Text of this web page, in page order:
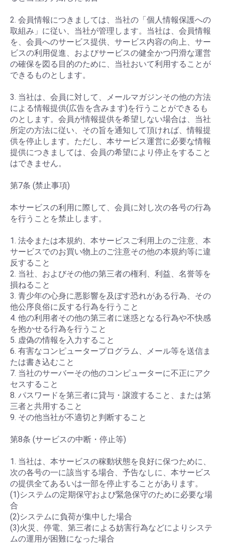
2. 会員情報につきましては、当社の「個人情報保護への
取組み」に従い、当社が管理します。当社は、会員情報
を、会員へのサービス提供、サービス内容の向上、サー
ビスの利用促進、およびサービスの健全かつ円滑な運営
の確保を図る目的のために、当社おいて利用することが
できるものとします。
3. 当社は、会員に対して、メールマガジンその他の方法
による情報提供(広告を含みます)を行うことができるも
のとします。会員が情報提供を希望しない場合は、当社
所定の方法に従い、その旨を通知して頂ければ、情報提
供を停止します。ただし、本サービス運営に必要な情報
提供につきましては、会員の希望により停止をすること
はできません。
第7条 (禁止事項)
本サービスの利用に際して、会員に対し次の各号の行為
を行うことを禁止します。
1. 法令または本規約、本サービスご利用上のご注意、本
サービスでのお買い物上のご注意その他の本規約等に違
反すること
2. 当社、およびその他の第三者の権利、利益、名誉等を
損ねること
3. 青少年の心身に悪影響を及ぼす恐れがある行為、その
他公序良俗に反する行為を行うこと
4. 他の利用者その他の第三者に迷惑となる行為や不快感
を抱かせる行為を行うこと
5. 虚偽の情報を入力すること
6. 有害なコンピュータープログラム、メール等を送信ま
たは書き込むこと
7. 当社のサーバーその他のコンピューターに不正にアク
セスすること
8. パスワードを第三者に貸与・譲渡すること、または第
三者と共用すること
9. その他当社が不適切と判断すること
第8条 (サービスの中断・停止等)
1. 当社は、本サービスの稼動状態を良好に保つために、
次の各号の一に該当する場合、予告なしに、本サービス
の提供全てあるいは一部を停止することがあります。
(1)システムの定期保守および緊急保守のために必要な場
合
(2)システムに負荷が集中した場合
(3)火災、停電、第三者による妨害行為などによりシステ
ムの運用が困難になった場合